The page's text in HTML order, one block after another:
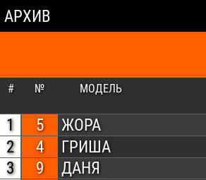
АРХИВ
# № МОДЕЛЬ
1 5 ЖОРА
2
4 ГРИША
3
9 ДАНЯ